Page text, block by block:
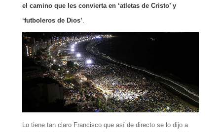
el camino que les convierta en ‘atletas de Cristo’ y
‘futboleros de Dios’.
Lo tiene tan claro Francisco que así de directo se lo dijo a